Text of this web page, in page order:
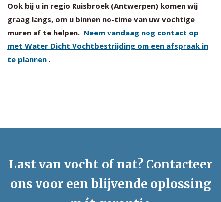
Ook bij u in regio Ruisbroek (Antwerpen) komen wij
graag langs, om u binnen no-time van uw vochtige
muren af te helpen. Neem vandaag nog contact op
met Water Dicht Vochtbestrijding om een afspraak in
te plannen .
Last van vocht of nat? Contacteer
ons voor een blijvende oplossing